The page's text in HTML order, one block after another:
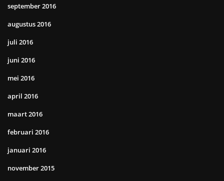
september 2016
augustus 2016
juli 2016
juni 2016
mei 2016
april 2016
maart 2016
februari 2016
januari 2016
november 2015